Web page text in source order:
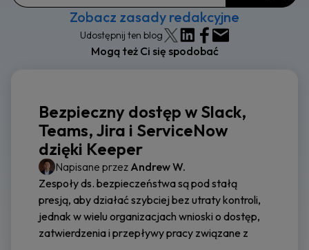
Zobacz zasady redakcyjne
Udostępnij ten blog
Mogą też Ci się spodobać
Bezpieczny dostęp w Slack,
Teams, Jira i ServiceNow
dzięki Keeper
Napisane przez Andrew W.
Zespoły ds. bezpieczeństwa są pod stałą
presją, aby działać szybciej bez utraty kontroli,
jednak w wielu organizacjach wnioski o dostęp,
zatwierdzenia i przepływy pracy związane z